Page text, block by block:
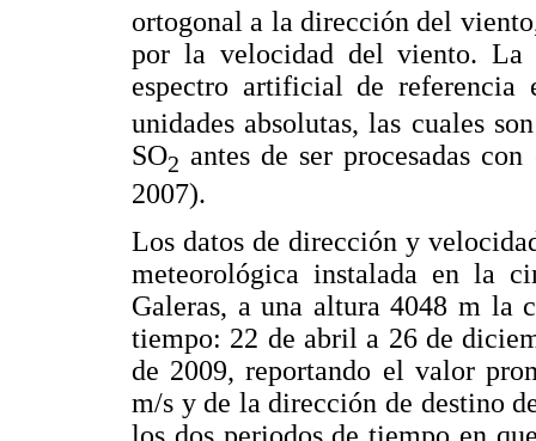
ortogonal a la dirección del
por la velocidad del viento.
espectro artificial de referencia
unidades absolutas, las cuales
SO2 antes de ser procesadas
2007).
Los datos de dirección y
meteorológica instalada en la
Galeras, a una altura 4048 m la
tiempo: 22 de abril a 26 de
de 2009, reportando el valor
m/s y de la dirección de destino
los dos periodos de tiempo en